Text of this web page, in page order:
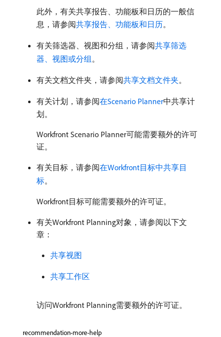
此外，有关共享报告、功能板和日历的一般信
息，请参阅共享报告、功能板和日历。
有关筛选器、视图和分组，请参阅共享筛选
器、视图或分组。
有关文档文件夹，请参阅共享文档文件夹。
有关计划，请参阅在Scenario Planner中共享计
划。
Workfront Scenario Planner可能需要额外的许可
证。
有关目标，请参阅在Workfront目标中共享目
标。
Workfront目标可能需要额外的许可证。
有关Workfront Planning对象，请参阅以下文
章：
共享视图
共享工作区
访问Workfront Planning需要额外的许可证。
recommendation-more-help